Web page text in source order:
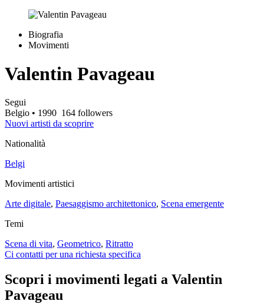
Biografia
Movimenti
Valentin Pavageau
Segui
Belgio • 1990 164 followers
Nuovi artisti da scoprire
Nationalità
Belgi
Movimenti artistici
Arte digitale, Paesaggismo architettonico, Scena emergente
Temi
Scena di vita, Geometrico, Ritratto
Ci contatti per una richiesta specifica
Scopri i movimenti legati a Valentin
Pavageau